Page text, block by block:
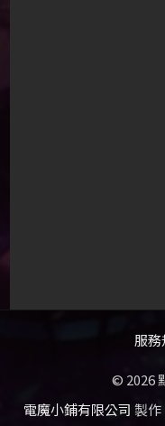
服
© 2026
電魔小鋪有限公司 製作